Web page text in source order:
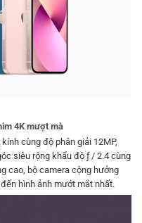
4K mượt mà
cùng độ phân giải 12MP,
siêu rộng khẩu độ ƒ / 2.4 cùng
cao, bộ camera cộng hưởng
hình ảnh mướt mắt nhất.